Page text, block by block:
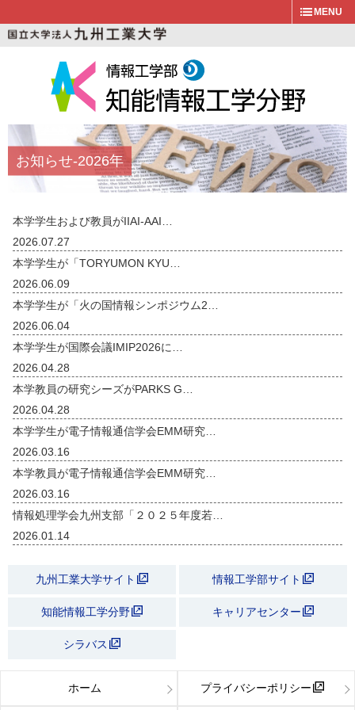
MENU
お知らせ-2026年
本学学生および教員がIIAI-AAI…
2026.07.27
本学学生が「TORYUMON KYU…
2026.06.09
本学学生が「火の国情報シンポジウム2…
2026.06.04
本学学生が国際会議IMIP2026に…
2026.04.28
本学教員の研究シーズがPARKS G…
2026.04.28
本学学生が電子情報通信学会EMM研究…
2026.03.16
本学教員が電子情報通信学会EMM研究…
2026.03.16
情報処理学会九州支部「２０２５年度若…
2026.01.14
九州工業大学サイト 情報工学部サイト
知能情報工学分野 キャリアセンター
シラバス
ホーム プライバシーポリシー